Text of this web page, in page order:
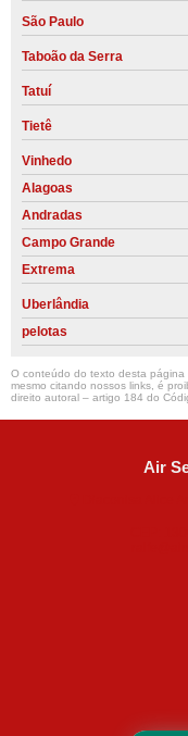
São Paulo
Taboão da Serra
Tatuí
Tietê
Vinhedo
Alagoas
Andradas
Campo Grande
Extrema
Uberlândia
pelotas
O conteúdo do texto desta
mesmo citando nossos links, é
direito autoral – artigo 184 do
Air